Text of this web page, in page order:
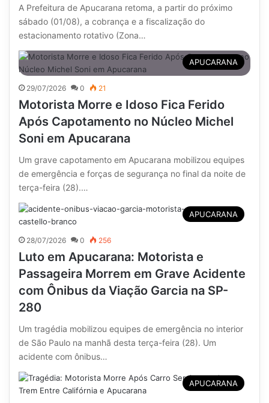
A Prefeitura de Apucarana retoma, a partir do próximo
sábado (01/08), a cobrança e a fiscalização do
estacionamento rotativo (Zona…
APUCARANA
29/07/2026 0 21
Motorista Morre e Idoso Fica Ferido
Após Capotamento no Núcleo Michel
Soni em Apucarana
Um grave capotamento em Apucarana mobilizou equipes
de emergência e forças de segurança no final da noite de
terça-feira (28).…
APUCARANA
28/07/2026 0 256
Luto em Apucarana: Motorista e
Passageira Morrem em Grave Acidente
com Ônibus da Viação Garcia na SP-
280
Um tragédia mobilizou equipes de emergência no interior
de São Paulo na manhã desta terça-feira (28). Um
acidente com ônibus…
APUCARANA